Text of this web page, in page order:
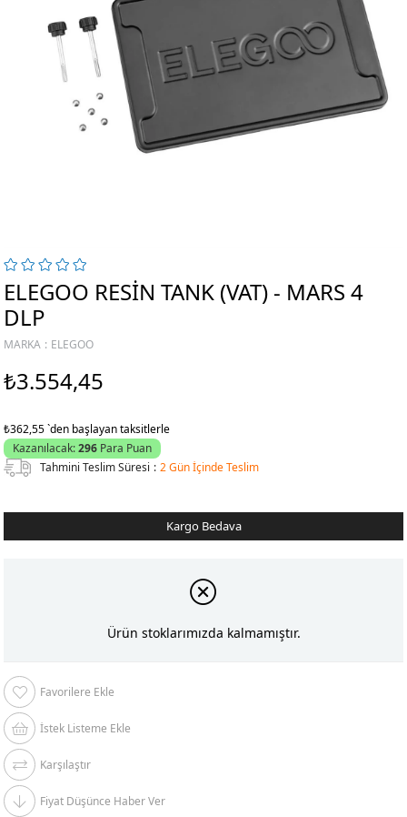
ELEGOO RESIN TANK (VAT) - MARS 4
DLP
MARKA : ELEGOO
₺3.554,45
₺362,55 `den başlayan taksitlerle
Kazanılacak:296 Para Puan
Tahmini Teslim Süresi : 2 Gün İçinde Teslim
Kargo Bedava
Ürün stoklarımızda kalmamıştır.
Favorilere Ekle
İstek Listeme Ekle
Karşılaştır
Fiyat Düşünce Haber Ver